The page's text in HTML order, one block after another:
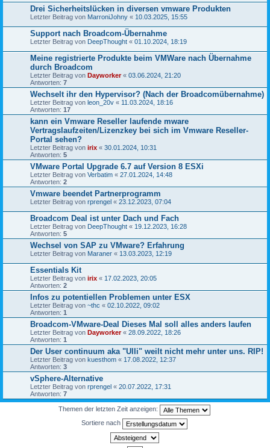
Drei Sicherheitslücken in diversen vmware Produkten
Letzter Beitrag von MarroniJohny « 10.03.2025, 15:55
Support nach Broadcom-Übernahme
Letzter Beitrag von DeepThought « 01.10.2024, 18:19
Meine registrierte Produkte beim VMWare nach Übernahme
durch Broadcom
Letzter Beitrag von Dayworker« 03.06.2024, 21:20
Antworten: 7
Wechselt ihr den Hypervisor? (Nach der Broadcomübernahme)
Letzter Beitrag von leon_20v « 11.03.2024, 18:16
Antworten: 17
kann ein Vmware Reseller laufende mware
Vertragslaufzeiten/Lizenzkey bei sich im Vmware Reseller-
Portal sehen?
Letzter Beitrag von irix « 30.01.2024, 10:31
Antworten: 5
VMware Portal Upgrade 6.7 auf Version 8 ESXi
Letzter Beitrag von Verbatim « 27.01.2024, 14:48
Antworten: 2
Vmware beendet Partnerprogramm
Letzter Beitrag von rprengel « 23.12.2023, 07:04
Broadcom Deal ist unter Dach und Fach
Letzter Beitrag von DeepThought « 19.12.2023, 16:28
Antworten: 5
Wechsel von SAP zu VMware? Erfahrung
Letzter Beitrag von Maraner « 13.03.2023, 12:19
Essentials Kit
Letzter Beitrag von irix « 17.02.2023, 20:05
Antworten: 2
Infos zu potentiellen Problemen unter ESX
Letzter Beitrag von ~thc « 02.10.2022, 09:02
Antworten: 1
Broadcom-VMware-Deal Dieses Mal soll alles anders laufen
Letzter Beitrag von Dayworker« 28.09.2022, 18:26
Antworten: 1
Der User continuum aka "Ulli" weilt nicht mehr unter uns. RIP!
Letzter Beitrag von kuesthom « 17.08.2022, 12:37
Antworten: 3
vSphere-Alternative
Letzter Beitrag von rprengel « 20.07.2022, 17:31
Antworten: 7
Themen der letzten Zeit anzeigen:
Sortiere nach